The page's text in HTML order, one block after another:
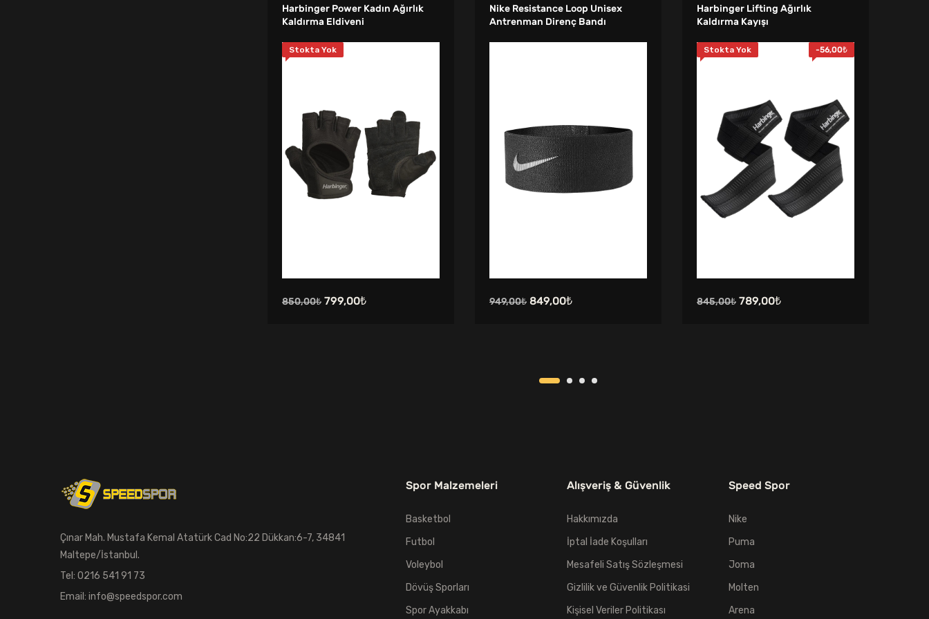
Badminton Raketi
Beyzbol Seti
Spor Softshell & Polar
Harbinger Power Kadın Ağırlık
Kaldırma Eldiveni
Stokta Yok
850,00₺ Orijinal
799,00₺Şu
Nike Resistance Loop Unisex
Antrenman Direnç Bandı
949,00₺ Orijinal
849,00₺Şu
Harbinger Lifting Ağırlık
Kaldırma Kayışı
Stokta Yok -56,00₺
845,00₺ Orijinal
789,00₺Şu
Çınar Mah. Mustafa Kemal Atatürk Cad No:22 Dükkan:6-7, 34841
Maltepe/İstanbul.
Tel: 0216 541 91 73
Email: info@speedspor.com
Spor Malzemeleri
Basketbol
Futbol
Voleybol
Dövüş Sporları
Spor Ayakkabı
Alışveriş & Güvenlik
Hakkımızda
İptal İade Koşulları
Mesafeli Satış Sözleşmesi
Gizlilik ve Güvenlik Politikasi
Kişisel Veriler Politikası
Speed Spor
Nike
Puma
Joma
Molten
Arena